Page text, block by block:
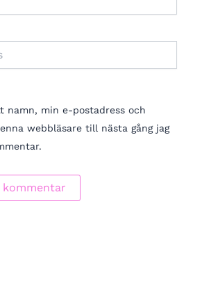
namn, min e-postadress och
webbläsare till nästa gång jag